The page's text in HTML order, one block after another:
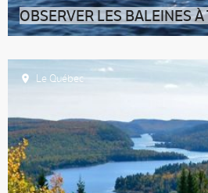
Accueil
OBSERVER LES BALEINES
S’approcher d’une baleine à
une des
Le Québec